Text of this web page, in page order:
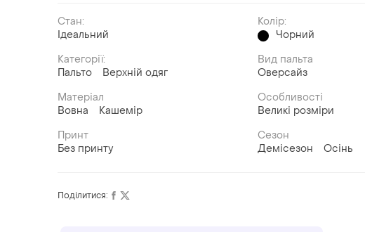
Стан:
Ідеальний
Колір:
Чорний
Категорії:
Пальто
Верхній одяг
Вид пальта
Оверсайз
Матеріал
Вовна
Кашемір
Особливості
Великі розміри
Принт
Без принту
Сезон
Демісезон
Осінь
Поділитися: